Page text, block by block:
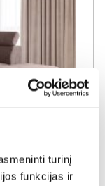
turinį
funkcijas ir
04) D